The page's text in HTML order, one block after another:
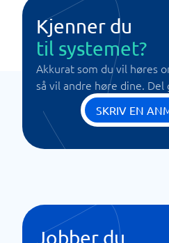
Kjenner du
til systemet?
Akkurat som du vil høres
så vil andre høre dine.
SKRIV EN
Jobber du